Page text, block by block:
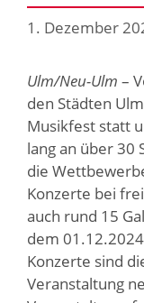
1. Dezember
Ulm/Neu-Ulm –
den Städten
Musikfest statt
lang an über 30
die
Konzerte bei
auch rund 15
dem
Konzerte sind
Veranstaltung